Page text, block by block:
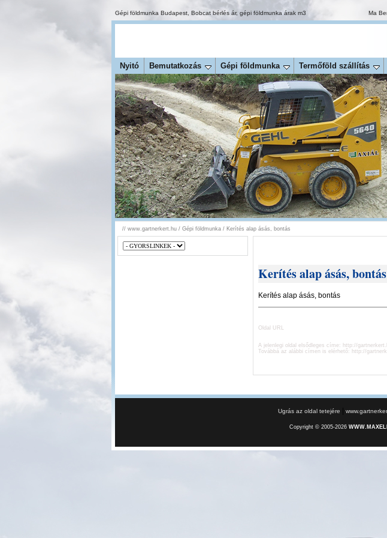
Gépi földmunka Budapest Bobcat bérlés ár, gépi földmunka árak m3 Ma
Nyitó Bemutatkozás Gépi földmunka Termőföld szállítás
// www.gartnerkert.hu / Gépi földmunka / Kerítés alap ásás, bontás
Kerítés alap ásás, bontás
Kerítés alap ásás, bontás
Oldal URL
A jelenlegi oldal elsődleges címe: http://
Továbbá az alábbi címen is elérhető: http://
Ugrás az oldal tetejére
Copyright © 2005-2026